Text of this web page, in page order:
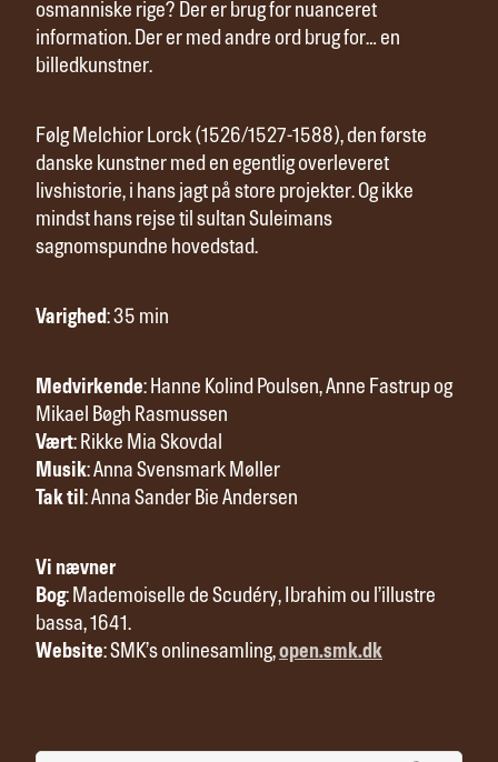
osmanniske rige? Der er brug for nuanceret
information. Der er med andre ord brug for… en
billedkunstner.
Følg Melchior Lorck (1526/1527-1588), den første
danske kunstner med en egentlig overleveret
livshistorie, i hans jagt på store projekter. Og ikke
mindst hans rejse til sultan Suleimans
sagnomspundne hovedstad.
Varighed: 35 min
Medvirkende: Hanne Kolind Poulsen, Anne Fastrup og
Mikael Bøgh Rasmussen
Vært: Rikke Mia Skovdal
Musik: Anna Svensmark Møller
Tak til : Anna Sander Bie Andersen
Vi nævner
Bog: Mademoiselle de Scudéry, Ibrahim ou l’illustre
bassa, 1641.
Website: SMK’s onlinesamling,open.smk.dk